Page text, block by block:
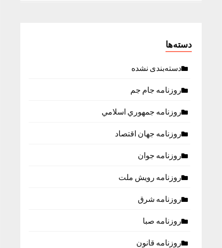
دسته‌ها
دسته‌بندی نشده
روزنامه جام جم
روزنامه جمهوري اسلامي
روزنامه جهان اقتصاد
روزنامه جوان
روزنامه رویش ملت
روزنامه شرق
روزنامه صبا
روزنامه قانون